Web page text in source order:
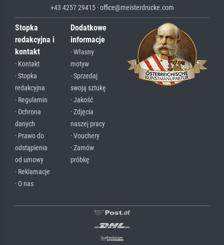
+43 4257 29415 · office@meisterdrucke.com
Stopka
redakcyjna i
kontakt
· Kontakt
· Stopka
redakcyjna
· Regulamin
· Ochrona
danych
· Prawo do
odstąpienia
od umowy
· Reklamacje
· O nas
Dodatkowe
informacje
· Własny
motyw
· Sprzedaj
swoją sztukę
· Jakość
· Zdjęcia
naszej pracy
· Vouchery
· Zamów
próbkę